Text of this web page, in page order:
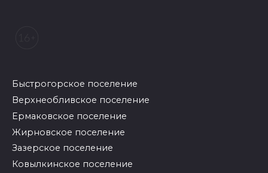
Быстрогорское поселение
Верхнеобливское поселение
Ермаковское поселение
Жирновское поселение
Зазерское поселение
Ковылкинское поселение